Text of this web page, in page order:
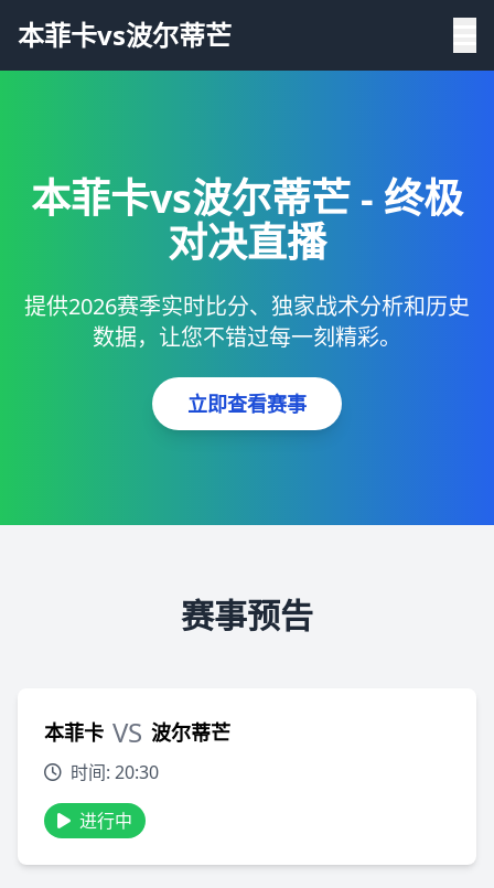
本菲卡vs波尔蒂芒
本菲卡vs波尔蒂芒 - 终极
对决直播
提供2026赛季实时比分、独家战术分析和历史
数据，让您不错过每一刻精彩。
立即查看赛事
赛事预告
本菲卡 VS 波尔蒂芒
时间: 20:30
进行中